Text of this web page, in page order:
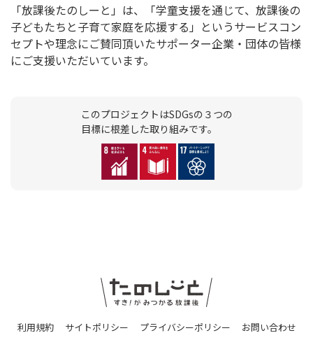
「放課後たのしーと」は、「学童支援を通じて、放課後の
子どもたちと子育て家庭を応援する」というサービスコン
セプトや理念にご賛同頂いたサポーター企業・団体の皆様
にご支援いただいています。
このプロジェクトはSDGsの３つの
目標に根差した取り組みです。
利用規約 サイトポリシー プライバシーポリシー お問い合わせ